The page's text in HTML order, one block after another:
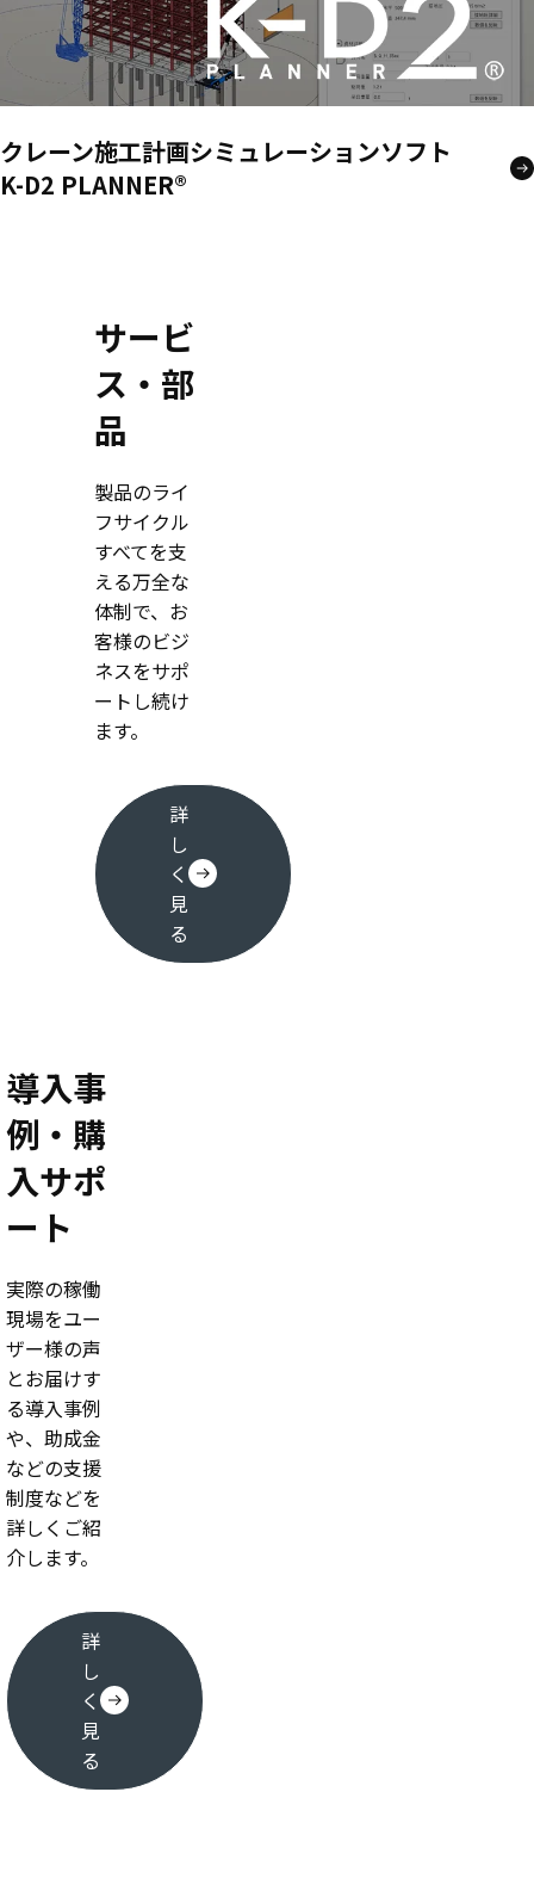
クレーン施工計画シミュレーションソフト
K-D2 PLANNER®
サービ
ス・部
品
製品のライ
フサイクル
すべてを支
える万全な
体制で、お
客様のビジ
ネスをサポ
ートし続け
ます。
詳
し
く
見
る
導入事
例・購
入サポ
ート
実際の稼働
現場をユー
ザー様の声
とお届けす
る導入事例
や、助成金
などの支援
制度などを
詳しくご紹
介します。
詳
し
く
見
る